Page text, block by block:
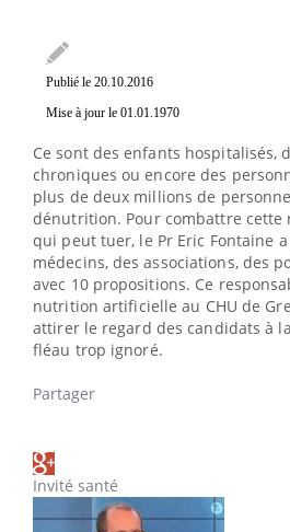
Publié le 20.10.2016
Mise à jour le 01.01.1970
Ce sont des enfants hospitalisés,
chroniques ou encore des
plus de deux millions de
dénutrition. Pour combattre cette
qui peut tuer, le Pr Eric Fontaine a
médecins, des associations, des
avec 10 propositions. Ce
nutrition artificielle au CHU de
attirer le regard des candidats à
fléau trop ignoré.
Partager
Invité santé